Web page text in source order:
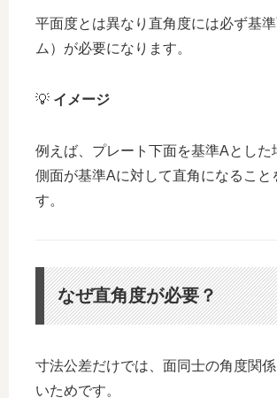
平面度とは異なり直角度には必ず基
ム）が必要になります。
💡 イメージ
例えば、プレート下面を基準Aとした
側面が基準Aに対して直角になること
す。
なぜ直角度が必要？
寸法公差だけでは、面同士の角度関
いためです。